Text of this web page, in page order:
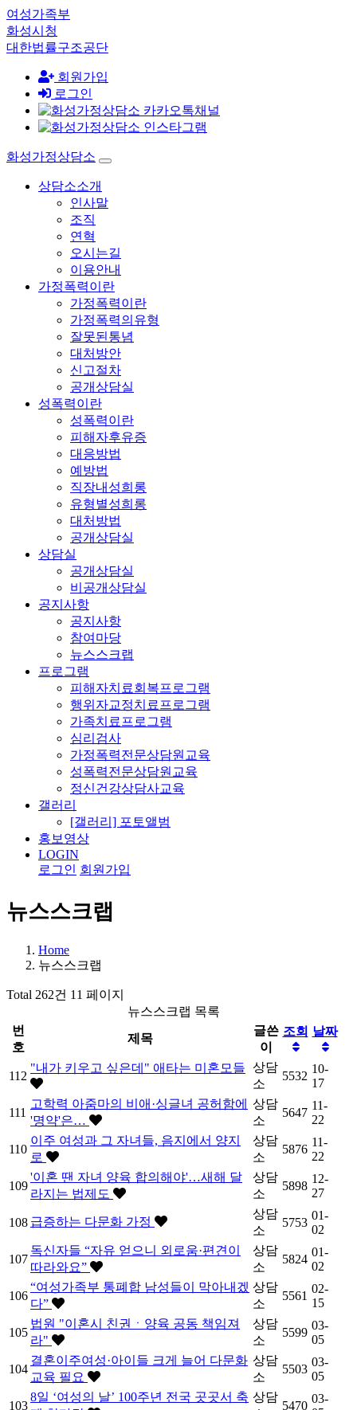
여성가족부
화성시청
대한법률구조공단
회원가입
로그인
화성가정상담소
상담소소개
인사말
조직
연혁
오시는길
이용안내
가정폭력이란
가정폭력이란
가정폭력의유형
잘못된통념
대처방안
신고절차
공개상담실
성폭력이란
성폭력이란
피해자후유증
대응방법
예방법
직장내성희롱
유형별성희롱
대처방법
공개상담실
상담실
공개상담실
비공개상담실
공지사항
공지사항
참여마당
뉴스스크랩
프로그램
피해자치료회복프로그램
행위자교정치료프로그램
가족치료프로그램
심리검사
가정폭력전문상담원교육
성폭력전문상담원교육
정신건강상담사교육
갤러리
[갤러리] 포토앨범
홍보영상
LOGIN
로그인 회원가입
뉴스스크랩
Home
뉴스스크랩
Total 262건 11 페이지
뉴스스크랩 목록
번
호
제목
글쓴
이
조회 날짜
112
"내가 키우고 싶은데" 애타는 미혼모들 상담
소
5532
10-
17
111
고학력 아줌마의 비애·싱글녀 공허함에
'명약'은…
상담
소
5647
11-
22
110
이주 여성과 그 자녀들, 음지에서 양지
로
상담
소
5876
11-
22
109
'이혼 땐 자녀 양육 합의해야'…새해 달
라지는 법제도
상담
소
5898
12-
27
108 급증하는 다문화 가정
상담
소
5753
01-
02
107
독신자들 “자유 얻으니 외로움·편견이
따라와요”
상담
소
5824
01-
02
106
“여성가족부 통폐합 남성들이 막아내겠
다”
상담
소
5561
02-
15
105
법원 "이혼시 친권ㆍ양육 공동 책임져
라"
상담
소
5599
03-
05
104
결혼이주여성·아이들 크게 늘어 다문화
교육 필요
상담
소
5503
03-
05
103
8일 ‘여성의 날’ 100주년 전국 곳곳서 축 상담
5470
03-